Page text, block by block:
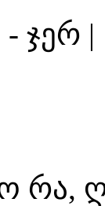
- ჯერ
რა,